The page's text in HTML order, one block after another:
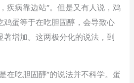
疾病靠边站”。但是又有人说，鸡
鸡蛋等于在吃胆固醇，会导致心
著增加。这两极分化的说法，到
在吃胆固醇”的说法并不科学。蛋